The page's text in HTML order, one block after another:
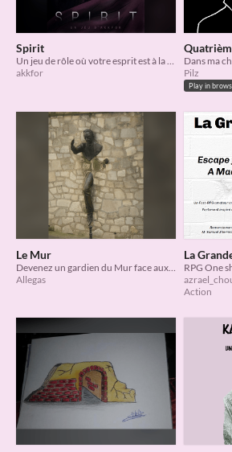
Spirit
Un jeu de rôle où votre esprit est à la fois votre arme et votre outil de travail
akkfor
Pilz
Play in
Le Mur
Allegas
La
​RPG One
Action